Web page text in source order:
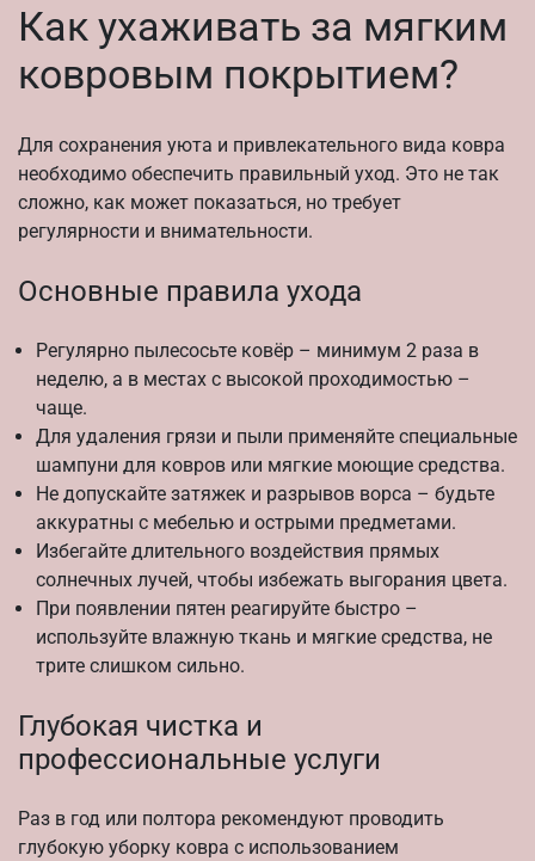
Как ухаживать за мягким
ковровым покрытием?
Для сохранения уюта и привлекательного вида ковра
необходимо обеспечить правильный уход. Это не так
сложно, как может показаться, но требует
регулярности и внимательности.
Основные правила ухода
Регулярно пылесосьте ковёр – минимум 2 раза в
неделю, а в местах с высокой проходимостью –
чаще.
Для удаления грязи и пыли применяйте специальные
шампуни для ковров или мягкие моющие средства.
Не допускайте затяжек и разрывов ворса – будьте
аккуратны с мебелью и острыми предметами.
Избегайте длительного воздействия прямых
солнечных лучей, чтобы избежать выгорания цвета.
При появлении пятен реагируйте быстро –
используйте влажную ткань и мягкие средства, не
трите слишком сильно.
Глубокая чистка и
профессиональные услуги
Раз в год или полтора рекомендуют проводить
глубокую уборку ковра с использованием